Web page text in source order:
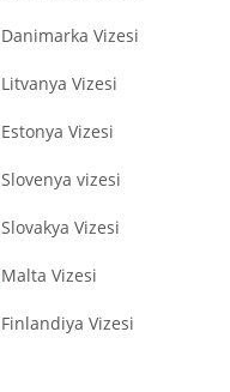
Danimarka Vizesi
Litvanya Vizesi
Estonya Vizesi
Slovenya vizesi
Slovakya Vizesi
Malta Vizesi
Finlandiya Vizesi